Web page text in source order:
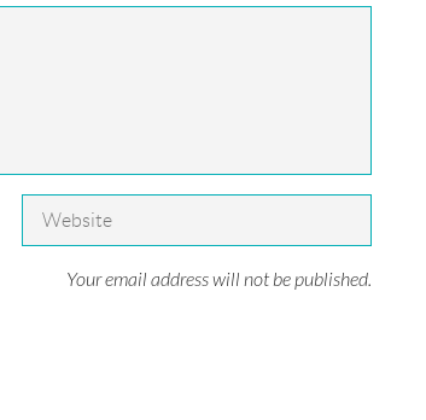
Your email address will not be published.